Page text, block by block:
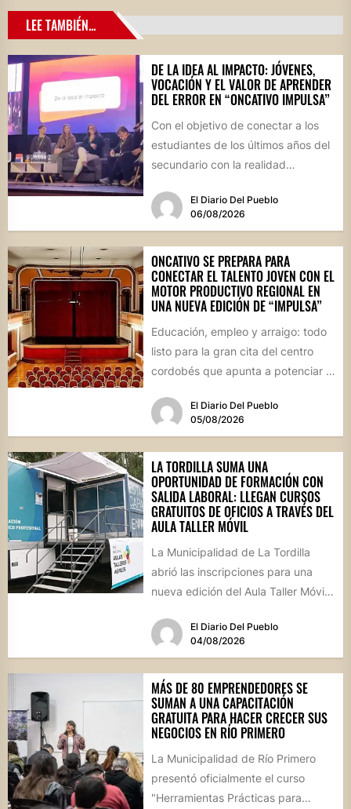
LEE TAMBIÉN...
DE LA IDEA AL IMPACTO: JÓVENES,
VOCACIÓN Y EL VALOR DE APRENDER
DEL ERROR EN “ONCATIVO IMPULSA”
Con el objetivo de conectar a los
estudiantes de los últimos años del
secundario con la realidad
El Diario Del Pueblo
06/08/2026
ONCATIVO SE PREPARA PARA
CONECTAR EL TALENTO JOVEN CON EL
MOTOR PRODUCTIVO REGIONAL EN
UNA NUEVA EDICIÓN DE “IMPULSA”
Educación, empleo y arraigo: todo
listo para la gran cita del centro
cordobés que apunta a potenciar el
El Diario Del Pueblo
05/08/2026
LA TORDILLA SUMA UNA
OPORTUNIDAD DE FORMACIÓN CON
SALIDA LABORAL: LLEGAN CURSOS
GRATUITOS DE OFICIOS A TRAVÉS DEL
AULA TALLER MÓVIL
La Municipalidad de La Tordilla
abrió las inscripciones para una
nueva edición del Aula Taller Móvil
El Diario Del Pueblo
04/08/2026
MÁS DE 80 EMPRENDEDORES SE
SUMAN A UNA CAPACITACIÓN
GRATUITA PARA HACER CRECER SUS
NEGOCIOS EN RÍO PRIMERO
La Municipalidad de Río Primero
presentó oficialmente el curso
"Herramientas Prácticas para